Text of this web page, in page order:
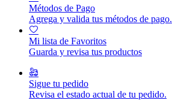
Métodos de Pago
Agrega y valida tus métodos de pago.
Mi lista de Favoritos
Guarda y revisa tus productos
Sigue tu pedido
Revisa el estado actual de tu pedido.